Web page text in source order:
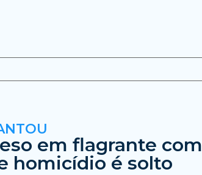
em flagrante com
homicídio é solto